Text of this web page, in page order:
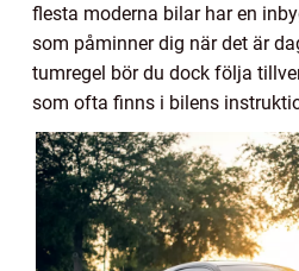
flesta moderna bilar har en
som påminner dig när det är
tumregel bör du dock följa
som ofta finns i bilens